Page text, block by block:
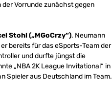
Vorrunde zunächst gegen
Stohl („MGoCrzy“). Neumann
bereits für das eSports-Team der
und durfte jüngst die
„NBA 2K League Invitational“ in
Spieler aus Deutschland im Team.